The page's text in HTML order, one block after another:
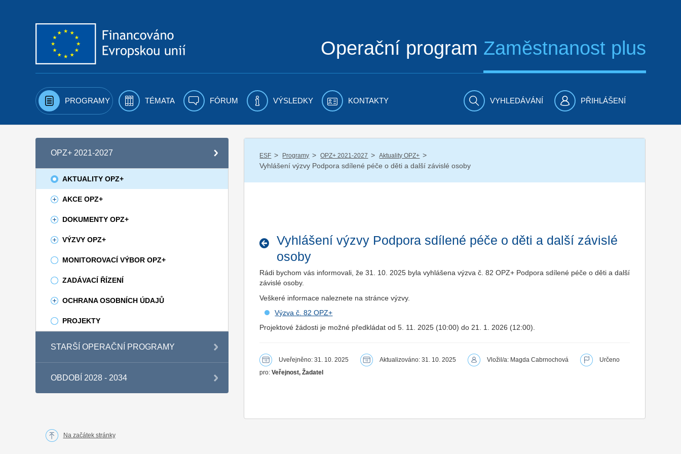
Operační program Zaměstnanost plus
PROGRAMY TÉMATA FÓRUM VÝSLEDKY KONTAKTY VYHLEDÁVÁNÍ PŘIHLÁŠENÍ
OPZ+ 2021-2027
AKTUALITY OPZ+
AKCE OPZ+
DOKUMENTY OPZ+
VÝZVY OPZ+
MONITOROVACÍ VÝBOR OPZ+
ZADÁVACÍ ŘÍZENÍ
OCHRANA OSOBNÍCH ÚDAJŮ
PROJEKTY
STARŠÍ OPERAČNÍ PROGRAMY
OBDOBÍ 2028 - 2034
ESF / Programy / OPZ+ 2021-2027 / Aktuality OPZ+ /
Vyhlášení výzvy Podpora sdílené péče o děti a další závislé osoby
Vyhlášení výzvy Podpora sdílené péče o děti a další závislé
osoby
Rádi bychom vás informovali, že 31. 10. 2025 byla vyhlášena výzva č. 82 OPZ+ Podpora sdílené péče o děti a další
závislé osoby.
Veškeré informace naleznete na stránce výzvy.
Výzva č. 82 OPZ+
Projektové žádosti je možné předkládat od 5. 11. 2025 (10:00) do 21. 1. 2026 (12:00).
Uveřejněno: 31. 10. 2025 Aktualizováno: 31. 10. 2025 Vložil/a: Magda Cabrnochová
Určeno
pro:Veřejnost, Žadatel
Na začátek stránky